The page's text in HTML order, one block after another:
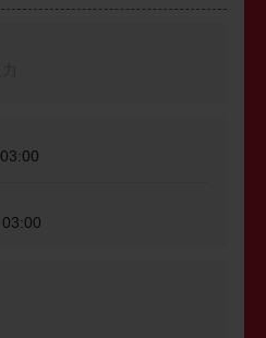
03:00
03:00